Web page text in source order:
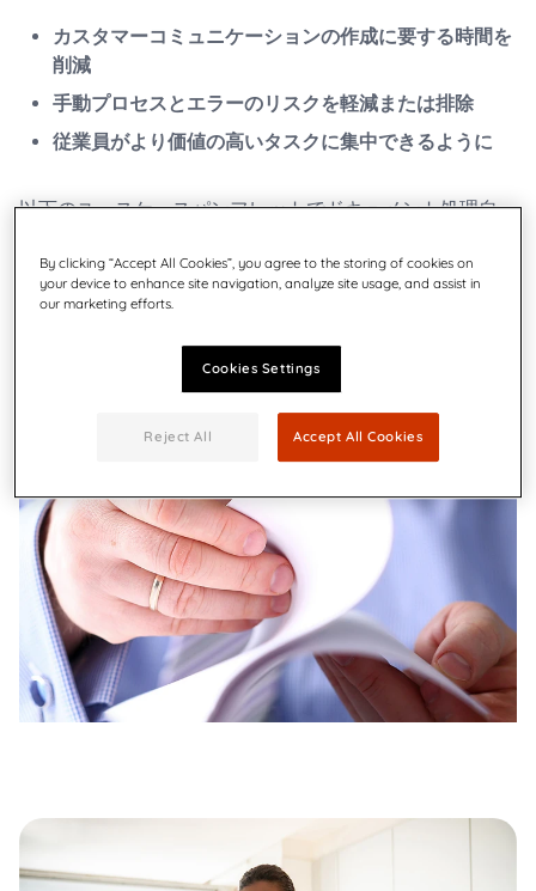
カスタマーコミュニケーションの作成に要する時間を
削減
手動プロセスとエラーのリスクを軽減または排除
従業員がより価値の高いタスクに集中できるように
以下のユースケースパンフレットでドキュメント処理自
By clicking “Accept All Cookies”, you agree to the storing of cookies on
your device to enhance site navigation, analyze site usage, and assist in
our marketing efforts.
Cookies Settings
Reject All Accept All Cookies